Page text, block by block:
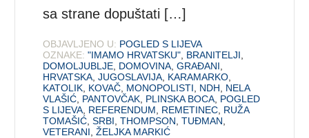
sa strane dopuštati […]
OBJAVLJENO U: POGLED S LIJEVA
OZNAKE: "IMAMO HRVATSKU" BRANITELJI
DOMOLJUBLJE DOMOVINA ,GRAĐANI
HRVATSKA ,JUGOSLAVIJA KARAMARKO
KATOLIK KOVAČ MONOPOLISTI NDH
NELA
VLAŠIĆ PANTOVČAK PLINSKA BOCA POGLED
S LIJEVA REFERENDUM REMETINEC RUŽA
TOMAŠIĆ ,SRBI ,THOMPSON ,TUĐMAN
VETERANI ,ŽELJKA MARKIĆ